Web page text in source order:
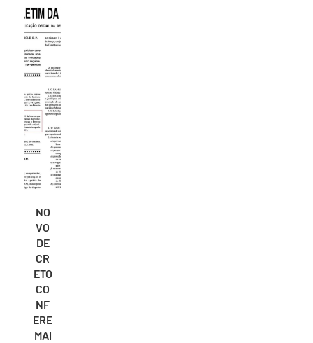
NO
VO
DE
CR
ETO
CO
NF
ERE
MAI